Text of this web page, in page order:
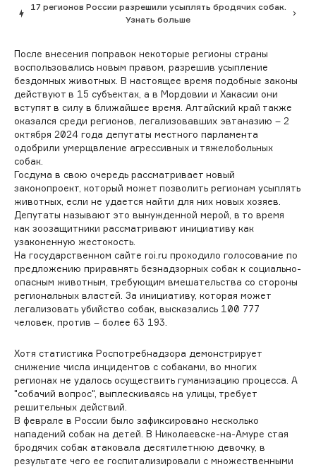
17 регионов России разрешили усыплять бродячих собак.
Узнать больше
После внесения поправок некоторые регионы страны
воспользовались новым правом, разрешив усыпление
бездомных животных. В настоящее время подобные законы
действуют в 15 субъектах, а в Мордовии и Хакасии они
вступят в силу в ближайшее время. Алтайский край также
оказался среди регионов, легализовавших эвтаназию – 2
октября 2024 года депутаты местного парламента
одобрили умерщвление агрессивных и тяжелобольных
собак.
Госдума в свою очередь рассматривает новый
законопроект, который может позволить регионам усыплять
животных, если не удается найти для них новых хозяев.
Депутаты называют это вынужденной мерой, в то время
как зоозащитники рассматривают инициативу как
узаконенную жестокость.
На государственном сайте roi.ru проходило голосование по
предложению приравнять безнадзорных собак к социально-
опасным животным, требующим вмешательства со стороны
региональных властей. За инициативу, которая может
легализовать убийство собак, высказались 100 777
человек, против – более 63 193.
Хотя статистика Роспотребнадзора демонстрирует
снижение числа инцидентов с собаками, во многих
регионах не удалось осуществить гуманизацию процесса. А
"собачий вопрос", выплескиваясь на улицы, требует
решительных действий.
В феврале в России было зафиксировано несколько
нападений собак на детей. В Николаевске-на-Амуре стая
бродячих собак атаковала десятилетнюю девочку, в
результате чего ее госпитализировали с множественными